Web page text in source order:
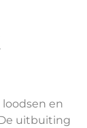
en
uitbuiting